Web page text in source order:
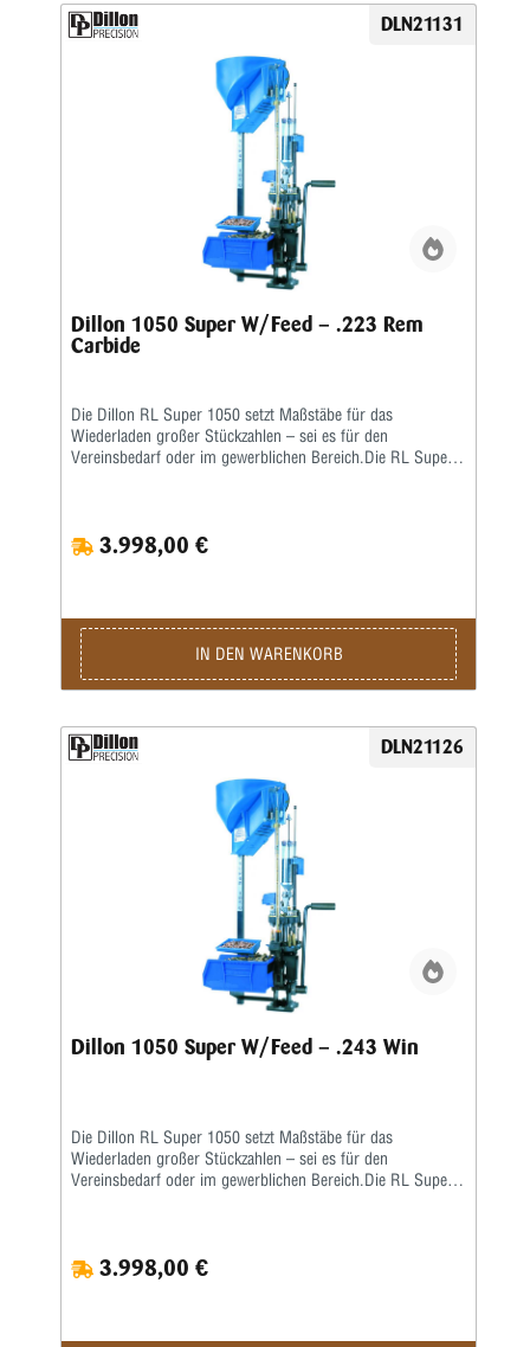
Automatisch arbeitendes Pulverfüllgerät • Elektrischer
Hülsenfüllmechanismus für ein automatisches Ausrichten
und Zuführen der Hülsen • Zündhütchenzuführung small
DLN21131
Dillon 1050 Super W/Feed – .223 Rem
Carbide
Die Dillon RL Super 1050 setzt Maßstäbe für das
Wiederladen großer Stückzahlen – sei es für den
Vereinsbedarf oder im gewerblichen Bereich.Die RL Super
Hebelübersetzung modifiziert, sodass ein noch leichteres
Arbeiten möglich ist. Die ausgereifte und in der Praxis
ausgezeichneter Qualität der produzierten Patrone.Sie sind
nur noch für das Aufsetzen des Geschosses und für die
Betätigung des Hebels zuständig, den Rest übernimmt diese
halbautomatische Presse.Die Station umfasst folgende
Automatisch arbeitendes Pulverfüllgerät • Elektrischer
Hülsenfüllmechanismus für ein automatisches Ausrichten
und Zuführen der Hülsen • Zündhütchenzuführung small
3.998,00 €
IN DEN WARENKORB
DLN21126
Dillon 1050 Super W/Feed – .243 Win
Die Dillon RL Super 1050 setzt Maßstäbe für das
Wiederladen großer Stückzahlen – sei es für den
Vereinsbedarf oder im gewerblichen Bereich.Die RL Super
Hebelübersetzung modifiziert, sodass ein noch leichteres
Arbeiten möglich ist. Die ausgereifte und in der Praxis
3.998,00 €